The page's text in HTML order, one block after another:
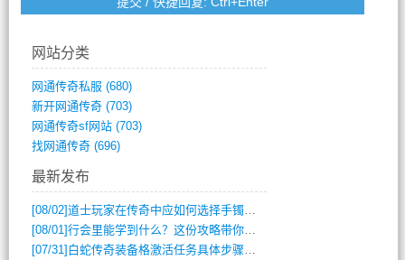
网站分类
网通传奇私服 (680)
新开网通传奇(703)
网通传奇sf网站(703)
找网通传奇(696)
最新发布
[08/02]道士玩家在传奇中应如何选择手镯装备？
[08/01]行会里能学到什么？这份攻略带你全掌握
[07/31] 白蛇传奇装备格激活任务具体步骤是什么？如何完成？